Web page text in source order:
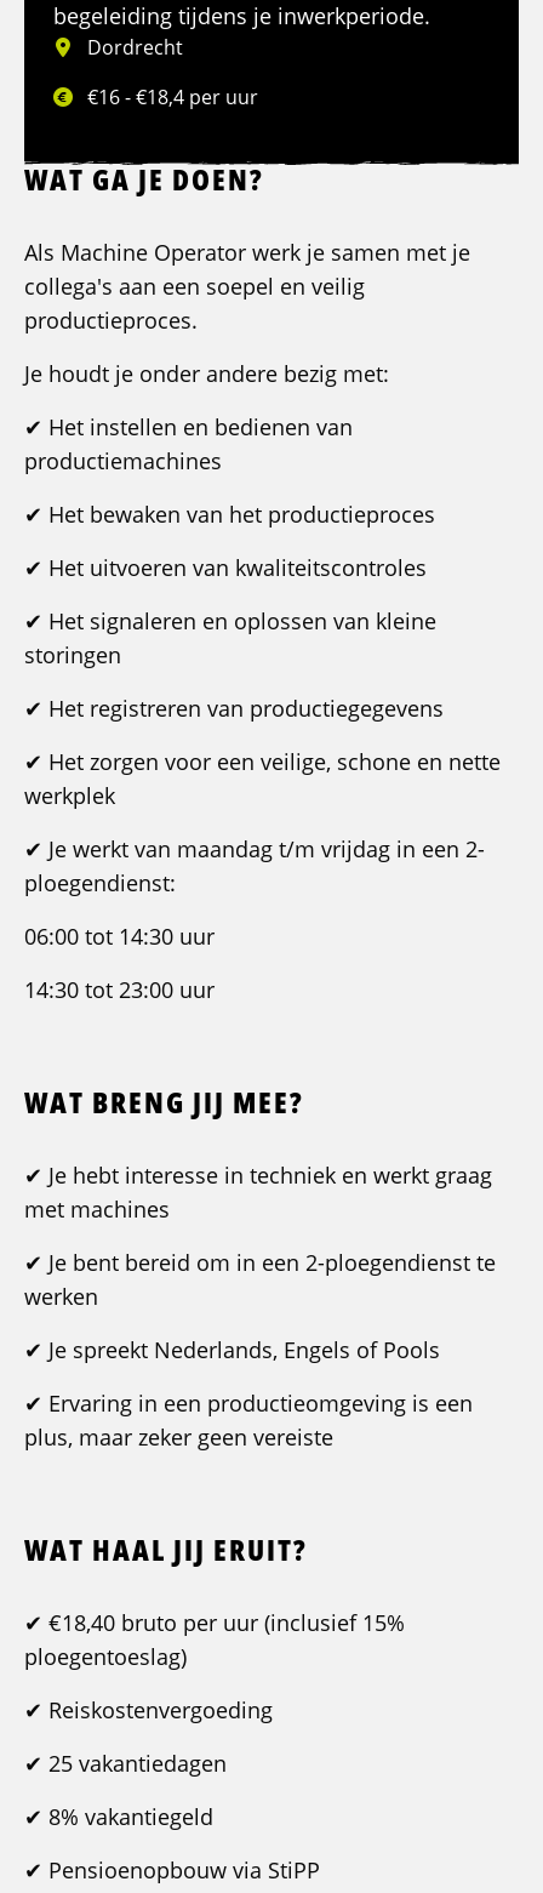
begeleiding tijdens je inwerkperiode.
Dordrecht
€16 - €18,4 per uur
WAT GA JE DOEN?
Als Machine Operator werk je samen met je
collega's aan een soepel en veilig
productieproces.
Je houdt je onder andere bezig met:
✔ Het instellen en bedienen van
productiemachines
✔ Het bewaken van het productieproces
✔ Het uitvoeren van kwaliteitscontroles
✔ Het signaleren en oplossen van kleine
storingen
✔ Het registreren van productiegegevens
✔ Het zorgen voor een veilige, schone en nette
werkplek
✔ Je werkt van maandag t/m vrijdag in een 2-
ploegendienst:
06:00 tot 14:30 uur
14:30 tot 23:00 uur
WAT BRENG JIJ MEE?
✔ Je hebt interesse in techniek en werkt graag
met machines
✔ Je bent bereid om in een 2-ploegendienst te
werken
✔ Je spreekt Nederlands, Engels of Pools
✔ Ervaring in een productieomgeving is een
plus, maar zeker geen vereiste
WAT HAAL JIJ ERUIT?
✔ €18,40 bruto per uur (inclusief 15%
ploegentoeslag)
✔ Reiskostenvergoeding
✔ 25 vakantiedagen
✔ 8% vakantiegeld
✔ Pensioenopbouw via StiPP